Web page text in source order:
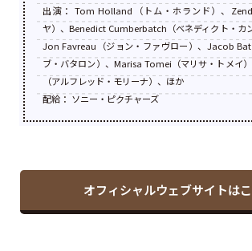
出演： Tom Holland（トム・ホランド）、
ヤ）、Benedict Cumberbatch（ベネディクト・カン
Jon Favreau（ジョン・ファヴロー）、Jacob
ブ・バタロン）、Marisa Tomei（マリサ・トメイ
（アルフレッド・モリーナ）、ほか
配給： ソニー・ピクチャーズ
オフィシャルウェブサイトは